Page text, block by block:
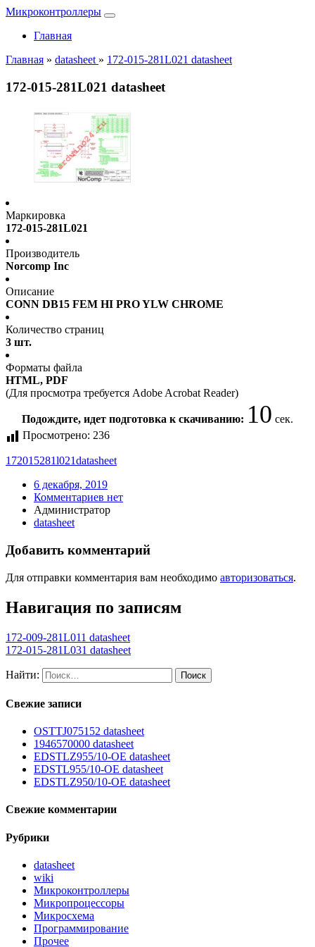
Микроконтроллеры
Главная
Главная » datasheet » 172-015-281L021 datasheet
172-015-281L021 datasheet
Маркировка
172-015-281L021
Производитель
Norcomp Inc
Описание
CONN DB15 FEM HI PRO YLW CHROME
Количество страниц
3 шт.
Форматы файла
HTML, PDF
(Для просмотра требуется Adobe Acrobat Reader)
Подождите, идет подготовка к скачиванию: 10 сек.
Просмотрено: 236
172015281l021datasheet
6 декабря, 2019
Комментариев нет
Администратор
datasheet
Добавить комментарий
Для отправки комментария вам необходимо авторизоваться.
Навигация по записям
172-009-281L011 datasheet
172-015-281L031 datasheet
Найти:
Свежие записи
OSTTJ075152 datasheet
1946570000 datasheet
EDSTLZ955/10-OE datasheet
EDSTL955/10-OE datasheet
EDSTLZ950/10-OE datasheet
Свежие комментарии
Рубрики
datasheet
wiki
Микроконтроллеры
Микропроцессоры
Микросхема
Программирование
Прочее